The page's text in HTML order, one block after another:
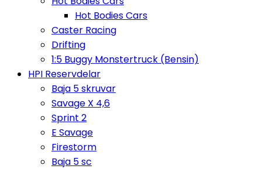
Hot Bodies Cars
Caster Racing
Drifting
1:5 Buggy Monstertruck (Bensin)
HPI Reservdelar
Baja 5 skruvar
Savage X 4,6
Sprint 2
E Savage
Firestorm
Baja 5 sc